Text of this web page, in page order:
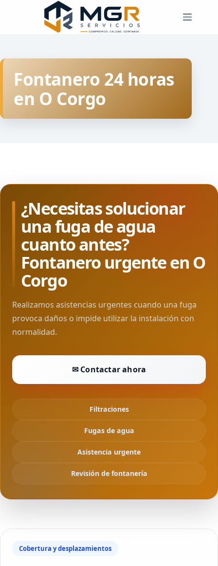
Fontanero 24 horas
en O Corgo
¿Necesitas solucionar
una fuga de agua
cuanto antes?
Fontanero urgente en O
Corgo
Realizamos asistencias urgentes cuando una fuga
provoca daños o impide utilizar la instalación con
normalidad.
✉ Contactar ahora
Filtraciones
Fugas de agua
Asistencia urgente
Revisión de fontanería
Cobertura y desplazamientos